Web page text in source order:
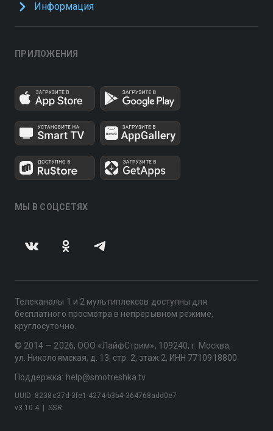
Информация
ПРИЛОЖЕНИЯ
МЫ В СОЦСЕТЯХ
Телеканалы 1 и 2 мультиплексов доступны для
бесплатного просмотра в непрерывном режиме,
круглосуточно.
© 2014 — 2026, ООО «ЛайфСтрим», 109240, г. Москва,
ул. Николоямская, д. 13, стр. 2, этаж 2, ИНН 7710918800
Поддержка: help@smotreshka.tv
v3.10.4 SSR
UUID: 8238c37d-3fe1-4274-b3b4-364768add0e7